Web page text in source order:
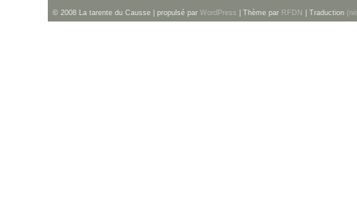
© 2008 La tarente du Causse | propulsé par WordPress | Thème par RFDN | Traduction